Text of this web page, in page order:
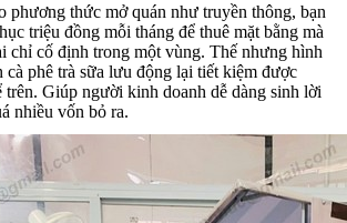
phương thức mở quán như truyền thông, bạn
triệu đồng mỗi tháng để thuê mặt bằng mà
chỉ cố định trong một vùng. Thế nhưng hình
cà phê trà sữa lưu động lại tiết kiệm được
Giúp người kinh doanh dễ dàng sinh lời
nhiều vốn bỏ ra.